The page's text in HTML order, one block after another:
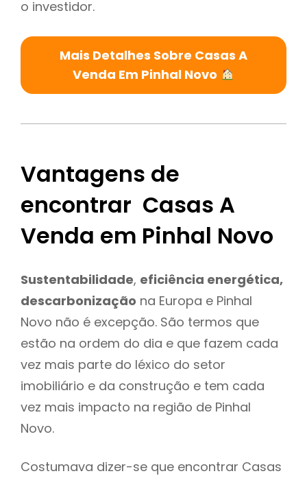
o investidor.
Mais Detalhes Sobre Casas A
Venda Em Pinhal Novo
Vantagens de
encontrar Casas A
Venda em Pinhal Novo
Sustentabilidade, eficiência energética,
descarbonização na Europa e Pinhal
Novo não é excepção. São termos que
estão na ordem do dia e que fazem cada
vez mais parte do léxico do setor
imobiliário e da construção e tem cada
vez mais impacto na região de Pinhal
Novo.
Costumava dizer-se que encontrar Casas